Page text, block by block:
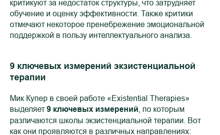
критикуют за недостаток структуры, что затрудняет
обучение и оценку эффективности. Также критики
отмечают некоторое пренебрежение эмоциональной
поддержкой в пользу интеллектуального анализа.
9 ключевых измерений экзистенциальной
терапии
Мик Купер в своей работе «Existential Therapies»
выделяет 9 ключевых измерений , по которым
различаются школы экзистенциальной терапии. Вот
как они проявляются в различных направлениях: